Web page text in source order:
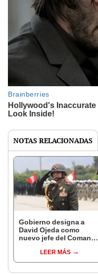
NOTAS RELACIONADAS
Gobierno designa a
David Ojeda como
nuevo jefe del Comando
ArmadasLEER MÁS